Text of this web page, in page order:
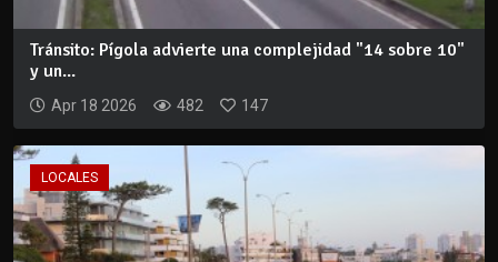
Tránsito: Pígola advierte una complejidad "14 sobre 10"
y un...
Apr 18 2026 482 147
LOCALES